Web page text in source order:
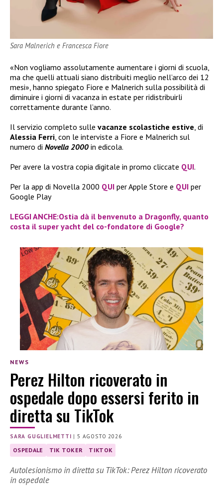
Sara Malnerich e Francesca Fiore
«Non vogliamo assolutamente aumentare i giorni di scuola,
ma che quelli attuali siano distribuiti meglio nell’arco dei 12
mesi», hanno spiegato Fiore e Malnerich sulla possibilità di
diminuire i giorni di vacanza in estate per ridistribuirli
correttamente durante l’anno.
Il servizio completo sulle vacanze scolastiche estive, di
Alessia Ferri, con le interviste a Fiore e Malnerich sul
numero di Novella 2000 in edicola.
Per avere la vostra copia digitale in promo cliccate QUI.
Per la app di Novella 2000 QUI per Apple Store e QUI per
Google Play
LEGGI ANCHE:Ostia dà il benvenuto a Dragonfly, quanto
costa il super yacht del co-fondatore di Google?
NEWS
Perez Hilton ricoverato in
ospedale dopo essersi ferito in
diretta su TikTok
SARA GUGLIELMETTI | 5 AGOSTO 2026
OSPEDALE TIK TOKER TIKTOK
Autolesionismo in diretta su TikTok: Perez Hilton ricoverato
in ospedale